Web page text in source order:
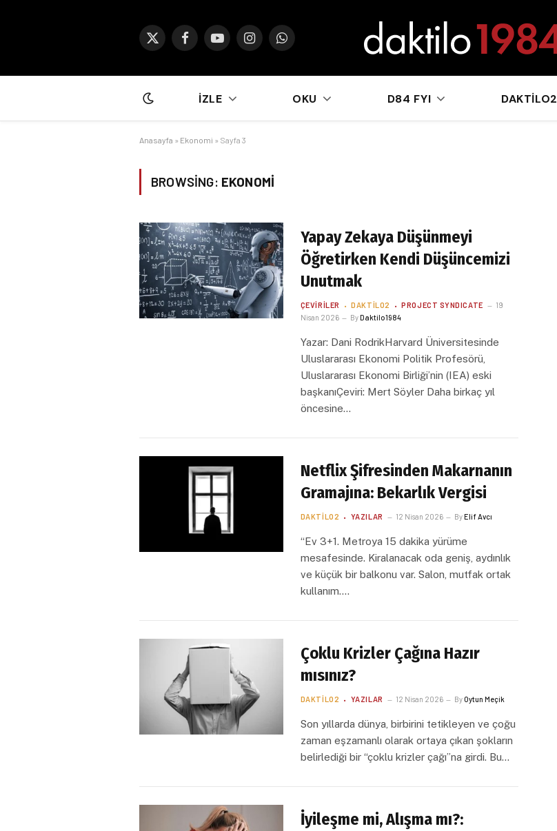
X
FacebookYouTubeInstagramWhatsApp
İZLE OKU D84 FYI DAKTILO2
Anasayfa » Ekonomi » Sayfa 3
BROWSING: EKONOMI
Yapay Zekaya Düşünmeyi
Öğretirken Kendi Düşüncemizi
Unutmak
ÇEVIRILER DAKTILO2 PROJECT SYNDICATE
19
Nisan 2026
ByDaktilo1984
Yazar: Dani RodrikHarvard Üniversitesinde
Uluslararası Ekonomi Politik Profesörü,
Uluslararası Ekonomi Birliği’nin (IEA) eski
başkanıÇeviri: Mert Söyler Daha birkaç yıl
öncesine…
Netflix Şifresinden Makarnanın
Gramajına: Bekarlık Vergisi
DAKTILO2 YAZILAR 12 Nisan 2026 ByElif Avcı
“Ev 3+1. Metroya 15 dakika yürüme
mesafesinde. Kiralanacak oda geniş, aydınlık
ve küçük bir balkonu var. Salon, mutfak ortak
kullanım.…
Çoklu Krizler Çağına Hazır
mısınız?
DAKTILO2 YAZILAR 12 Nisan 2026 ByOytun Meçik
Son yıllarda dünya, birbirini tetikleyen ve çoğu
zaman eşzamanlı olarak ortaya çıkan şokların
belirlediği bir “çoklu krizler çağı”na girdi. Bu…
İyileşme mi, Alışma mı?: